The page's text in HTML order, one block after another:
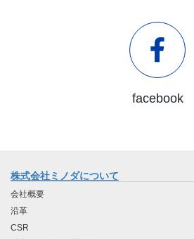
facebook
株式会社ミノダについて
会社概要
沿革
CSR